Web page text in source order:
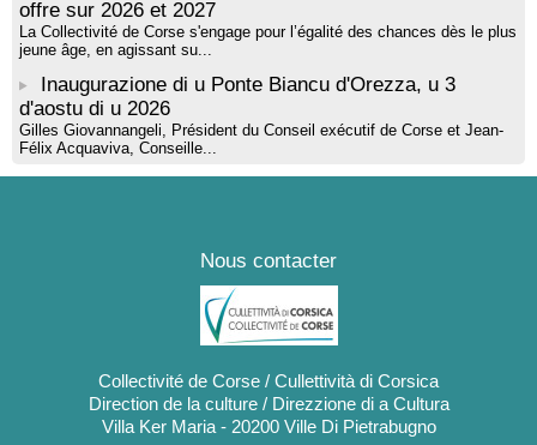
offre sur 2026 et 2027
La Collectivité de Corse s'engage pour l’égalité des chances dès le plus
jeune âge, en agissant su...
Inaugurazione di u Ponte Biancu d'Orezza, u 3
d'aostu di u 2026
Gilles Giovannangeli, Président du Conseil exécutif de Corse et Jean-
Félix Acquaviva, Conseille...
Nous contacter
Collectivité de Corse / Cullettività di Corsica
Direction de la culture / Direzzione di a Cultura
Villa Ker Maria - 20200 Ville Di Pietrabugno